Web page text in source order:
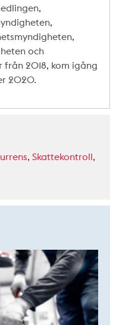
och
2018, kom igång
2020.
, Skattekontroll,